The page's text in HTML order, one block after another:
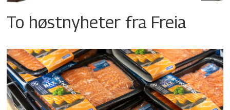
To høstnyheter fra Freia